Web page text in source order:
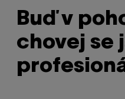
Buď v
chovej se